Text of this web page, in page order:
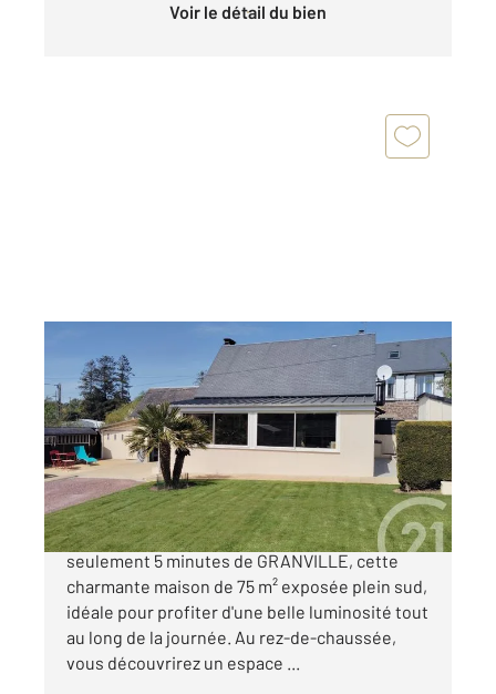
Voir le détail du bien
ST PLANCHERS 50
75,19 m2, 5 pièces
Ref : 45385
Maison à vendre
229 000 €
CENTURY 21 Royer Immo vous propose, à
seulement 5 minutes de GRANVILLE, cette
charmante maison de 75 m² exposée plein sud,
idéale pour profiter d'une belle luminosité tout
au long de la journée. Au rez-de-chaussée,
vous découvrirez un espace ...